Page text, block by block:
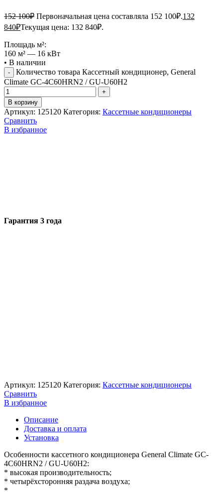
152 100₽ Первоначальная цена составляла 152 100₽.132
840₽Текущая цена: 132 840₽.
Площадь м²:
160 м² — 16 кВт
• В наличии
Количество товара Кассетный кондиционер, General
Climate GC-4C60HRN2 / GU-U60H2
В корзину
Артикул: 125120 Категория: Кассетные кондиционеры
Сравнить
В избранное
Гарантия 3 года
Артикул: 125120 Категория: Кассетные кондиционеры
Сравнить
В избранное
Описание
Доставка и оплата
Установка
Особенности кассетного кондиционера General Climate GC-
4C60HRN2 / GU-U60H2:
* высокая производительность;
* четырёхсторонняя раздача воздуха;
*